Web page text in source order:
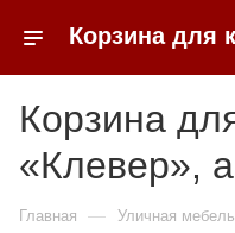
Корзина
«Клевер»,
Главная — Уличная